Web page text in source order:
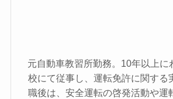
元自動車教習所勤務。10年以上に
校にて従事し、運転免許に関する
職後は、安全運転の啓発活動や運